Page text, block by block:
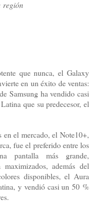
región
que nunca, el Galaxy
en un éxito de ventas:
Samsung ha vendido casi
que su predecesor, el
el mercado, el Note10+,
fue el preferido entre los
pantalla más grande,
además del
disponibles, el Aura
y vendió casi un 50 %